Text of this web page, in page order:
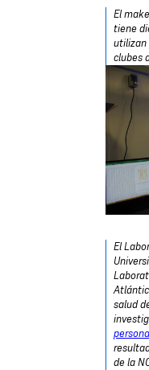
El
tiene
utilizan
clubes
El
salud
de la